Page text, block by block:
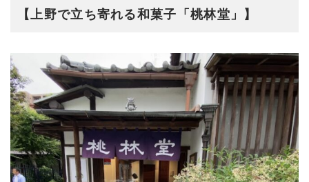
【上野で立ち寄れる和菓子「桃林堂」】